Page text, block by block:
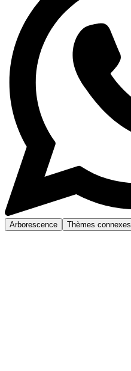
Arborescence Thèmes connexes